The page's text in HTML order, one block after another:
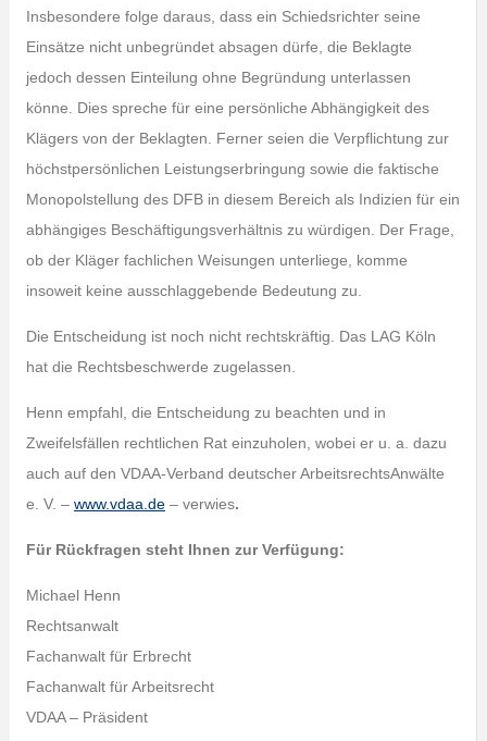
Insbesondere folge daraus, dass ein Schiedsrichter seine
Einsätze nicht unbegründet absagen dürfe, die Beklagte
jedoch dessen Einteilung ohne Begründung unterlassen
könne. Dies spreche für eine persönliche Abhängigkeit des
Klägers von der Beklagten. Ferner seien die Verpflichtung zur
höchstpersönlichen Leistungserbringung sowie die faktische
Monopolstellung des DFB in diesem Bereich als Indizien für ein
abhängiges Beschäftigungsverhältnis zu würdigen. Der Frage,
ob der Kläger fachlichen Weisungen unterliege, komme
insoweit keine ausschlaggebende Bedeutung zu.
Die Entscheidung ist noch nicht rechtskräftig. Das LAG Köln
hat die Rechtsbeschwerde zugelassen.
Henn empfahl, die Entscheidung zu beachten und in
Zweifelsfällen rechtlichen Rat einzuholen, wobei er u. a. dazu
auch auf den VDAA-Verband deutscher ArbeitsrechtsAnwälte
e. V. – www.vdaa.de– verwies.
Für Rückfragen steht Ihnen zur Verfügung:
Michael Henn
Rechtsanwalt
Fachanwalt für Erbrecht
Fachanwalt für Arbeitsrecht
VDAA – Präsident